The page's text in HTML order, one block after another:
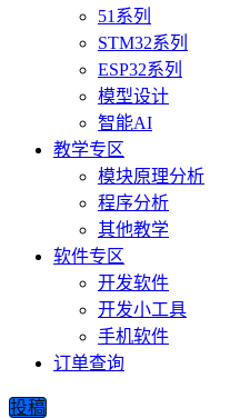
51系列
STM32系列
ESP32系列
模型设计
智能AI
教学专区
模块原理分析
程序分析
其他教学
软件专区
开发软件
开发小工具
手机软件
订单查询
投稿